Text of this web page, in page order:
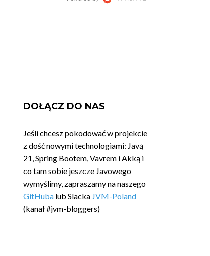
DOŁĄCZ DO NAS
Jeśli chcesz pokodować w projekcie
z dość nowymi technologiami: Javą
21, Spring Bootem, Vavrem i Akką i
co tam sobie jeszcze Javowego
wymyślimy, zapraszamy na naszego
GitHuba lub Slacka JVM-Poland
(kanał #jvm-bloggers)